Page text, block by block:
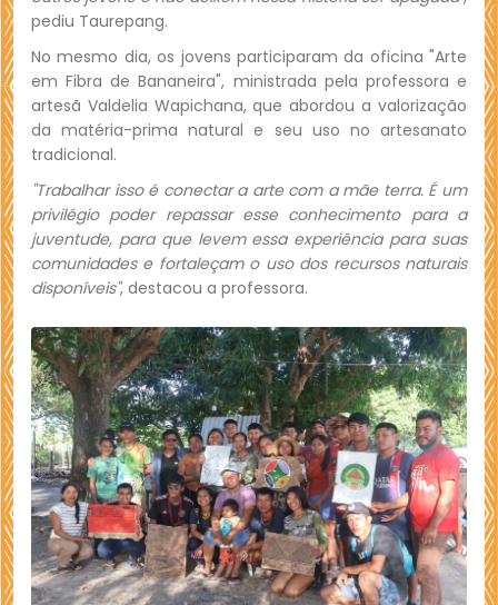
pediu Taurepang.
No mesmo dia, os jovens participaram da oficina "Arte
em Fibra de Bananeira", ministrada pela professora e
artesã Valdelia Wapichana, que abordou a valorização
da matéria-prima natural e seu uso no artesanato
tradicional.
"Trabalhar isso é conectar a arte com a mãe terra. É um
privilégio poder repassar esse conhecimento para a
juventude, para que levem essa experiência para suas
comunidades e fortaleçam o uso dos recursos naturais
disponíveis", destacou a professora.